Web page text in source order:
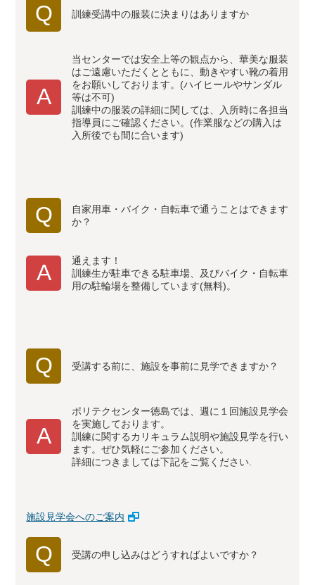
Q 訓練受講中の服装に決まりはありますか
A
当センターでは安全上等の観点から、華美な服装
はご遠慮いただくとともに、動きやすい靴の着用
をお願いしております。(ハイヒールやサンダル
等は不可)
訓練中の服装の詳細に関しては、入所時に各担当
指導員にご確認ください。(作業服などの購入は
入所後でも間に合います)
Q
自家用車・バイク・自転車で通うことはできます
か？
A
通えます！
訓練生が駐車できる駐車場、及びバイク・自転車
用の駐輪場を整備しています(無料)。
Q 受講する前に、施設を事前に見学できますか？
A
ポリテクセンター徳島では、週に１回施設見学会
を実施しております。
訓練に関するカリキュラム説明や施設見学を行い
ます。ぜひ気軽にご参加ください。
詳細につきましては下記をご覧ください.
施設見学会へのご案内
Q 受講の申し込みはどうすればよいですか？